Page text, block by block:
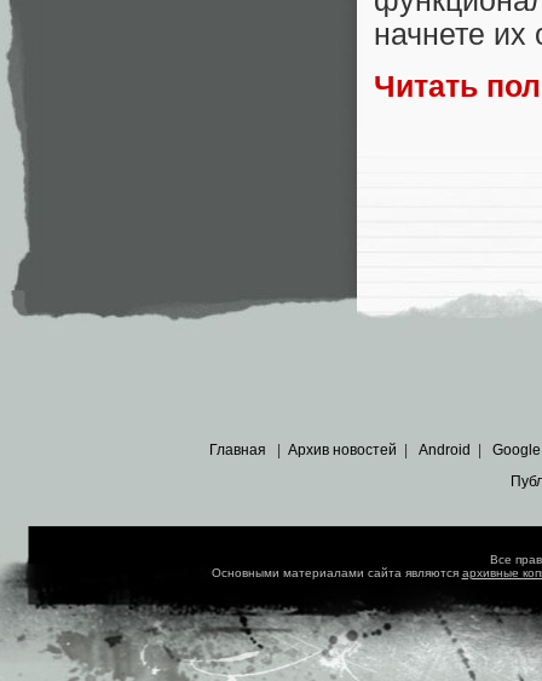
начнете
Читать
Главная | Архив новостей | Android | Google
Все
Основными материалами сайта являются архивные